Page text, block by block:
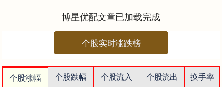
博星优配文章已加载完成
个股实时涨跌榜
个股涨幅 个股跌幅 个股流入 个股流出
换手率